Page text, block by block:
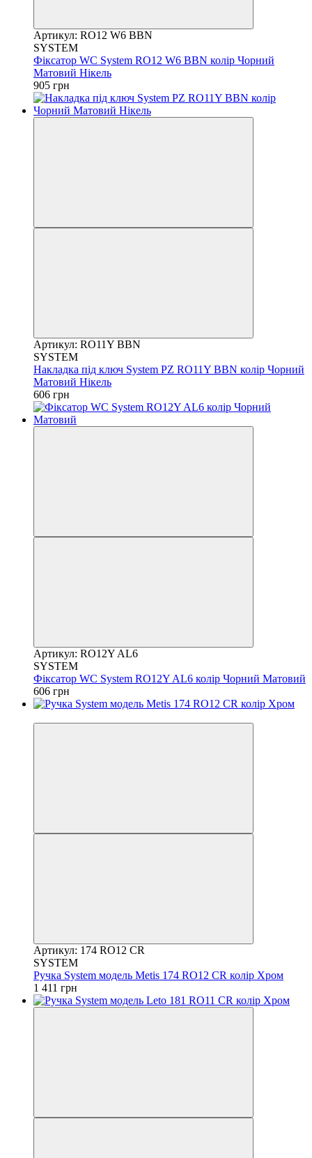
Артикул: RO12 W6 BBN
SYSTEM
Фіксатор WC System RO12 W6 BBN колір Чорний
Матовий Нікель
905 грн
Артикул: RO11Y BBN
SYSTEM
Накладка під ключ System PZ RO11Y BBN колір Чорний
Матовий Нікель
606 грн
Артикул: RO12Y AL6
SYSTEM
Фіксатор WC System RO12Y AL6 колір Чорний Матовий
606 грн
Артикул: 174 RO12 CR
SYSTEM
Ручка System модель Metis 174 RO12 CR колір Хром
1 411 грн